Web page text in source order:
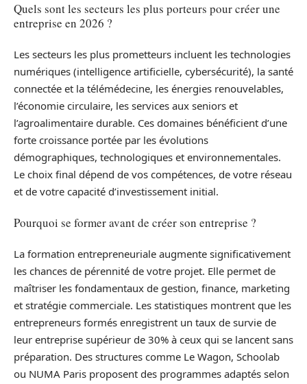
Quels sont les secteurs les plus porteurs pour créer une
entreprise en 2026 ?
Les secteurs les plus prometteurs incluent les technologies
numériques (intelligence artificielle, cybersécurité), la santé
connectée et la télémédecine, les énergies renouvelables,
l’économie circulaire, les services aux seniors et
l’agroalimentaire durable. Ces domaines bénéficient d’une
forte croissance portée par les évolutions
démographiques, technologiques et environnementales.
Le choix final dépend de vos compétences, de votre réseau
et de votre capacité d’investissement initial.
Pourquoi se former avant de créer son entreprise ?
La formation entrepreneuriale augmente significativement
les chances de pérennité de votre projet. Elle permet de
maîtriser les fondamentaux de gestion, finance, marketing
et stratégie commerciale. Les statistiques montrent que les
entrepreneurs formés enregistrent un taux de survie de
leur entreprise supérieur de 30% à ceux qui se lancent sans
préparation. Des structures comme Le Wagon, Schoolab
ou NUMA Paris proposent des programmes adaptés selon